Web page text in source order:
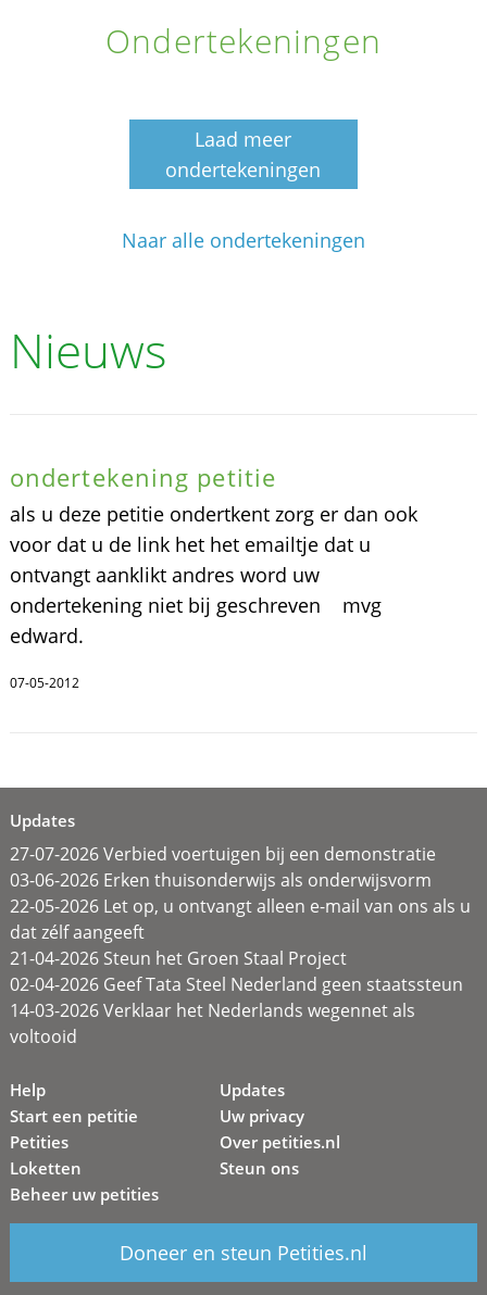
Ondertekeningen
Laad meer
ondertekeningen
Naar alle ondertekeningen
Nieuws
ondertekening petitie
als u deze petitie ondertkent zorg er dan ook
voor dat u de link het het emailtje dat u
ontvangt aanklikt andres word uw
ondertekening niet bij geschreven mvg
edward.
07-05-2012
Updates
27-07-2026 Verbied voertuigen bij een demonstratie
03-06-2026 Erken thuisonderwijs als onderwijsvorm
22-05-2026 Let op, u ontvangt alleen e-mail van ons als u
dat zélf aangeeft
21-04-2026 Steun het Groen Staal Project
02-04-2026 Geef Tata Steel Nederland geen staatssteun
14-03-2026 Verklaar het Nederlands wegennet als
voltooid
Help
Start een petitie
Petities
Loketten
Beheer uw petities
Updates
Uw privacy
Over petities.nl
Steun ons
Doneer en steun Petities.nl